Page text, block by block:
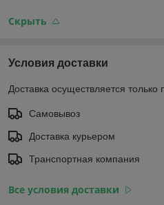
Скрыть
Условия доставки
Доставка осуществляется только
Самовывоз
Доставка курьером
Транспортная компания
Все условия доставки